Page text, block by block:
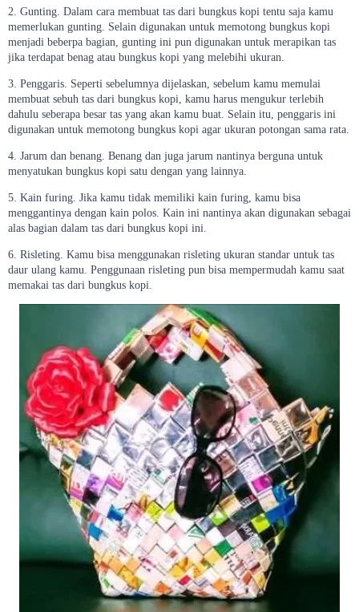
2. Gunting. Dalam cara membuat tas dari bungkus kopi tentu saja kamu
memerlukan gunting. Selain digunakan untuk memotong bungkus kopi
menjadi beberpa bagian, gunting ini pun digunakan untuk merapikan tas
jika terdapat benag atau bungkus kopi yang melebihi ukuran.
3. Penggaris. Seperti sebelumnya dijelaskan, sebelum kamu memulai
membuat sebuh tas dari bungkus kopi, kamu harus mengukur terlebih
dahulu seberapa besar tas yang akan kamu buat. Selain itu, penggaris ini
digunakan untuk memotong bungkus kopi agar ukuran potongan sama rata.
4. Jarum dan benang. Benang dan juga jarum nantinya berguna untuk
menyatukan bungkus kopi satu dengan yang lainnya.
5. Kain furing. Jika kamu tidak memiliki kain furing, kamu bisa
menggantinya dengan kain polos. Kain ini nantinya akan digunakan sebagai
alas bagian dalam tas dari bungkus kopi ini.
6. Risleting. Kamu bisa menggunakan risleting ukuran standar untuk tas
daur ulang kamu. Penggunaan risleting pun bisa mempermudah kamu saat
memakai tas dari bungkus kopi.